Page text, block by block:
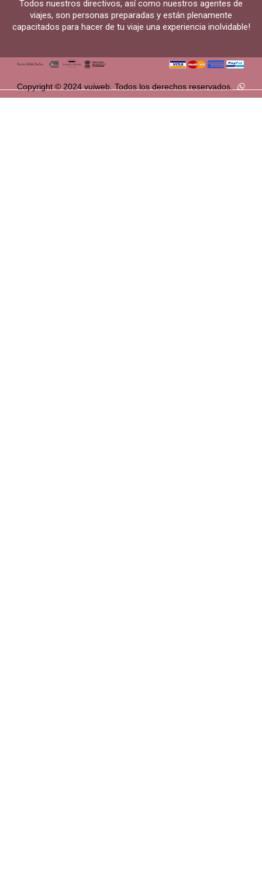
Todos nuestros directivos, así como nuestros agentes de
viajes, son personas preparadas y están plenamente
capacitados para hacer de tu viaje una experiencia inolvidable!
Copyright © 2024 vuiweb. Todos los derechos reservados.